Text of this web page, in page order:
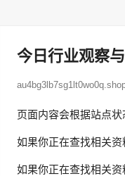
今日行业观察
页面内容会根据站点
如果你正在查找相关资
如果你正在查找相关资